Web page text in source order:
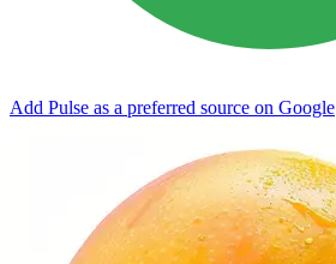
Add Pulse as a preferred source on Google